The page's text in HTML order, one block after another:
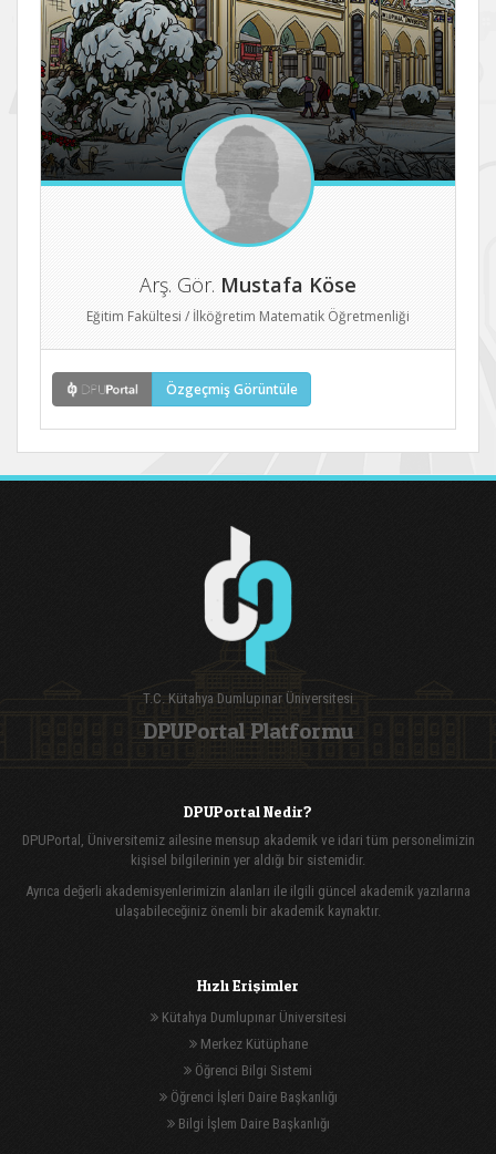
Arş. Gör. Mustafa Köse
Eğitim Fakültesi / İlköğretim Matematik Öğretmenliği
Özgeçmiş Görüntüle
T.C. Kütahya Dumlupınar Üniversitesi
DPUPortal Platformu
DPUPortal Nedir?
DPUPortal, Üniversitemiz ailesine mensup akademik ve idari tüm personelimizin
kişisel bilgilerinin yer aldığı bir sistemidir.
Ayrıca değerli akademisyenlerimizin alanları ile ilgili güncel akademik yazılarına
ulaşabileceğiniz önemli bir akademik kaynaktır.
Hızlı Erişimler
Kütahya Dumlupınar Üniversitesi
Merkez Kütüphane
Öğrenci Bilgi Sistemi
Öğrenci İşleri Daire Başkanlığı
Bilgi İşlem Daire Başkanlığı